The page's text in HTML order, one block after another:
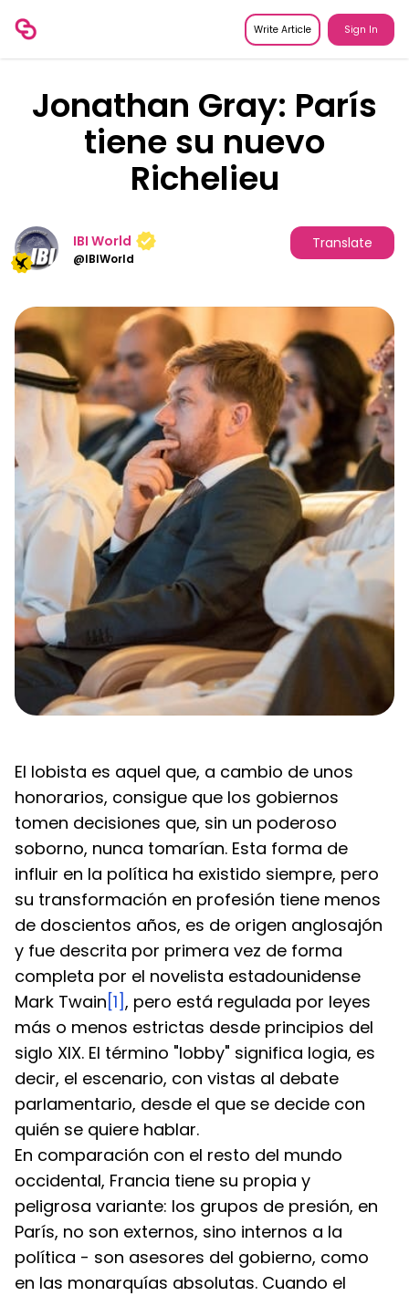
Write Article Sign In
Jonathan Gray: París
tiene su nuevo
Richelieu
IBI World
@IBIWorld
Translate
El lobista es aquel que, a cambio de unos
honorarios, consigue que los gobiernos
tomen decisiones que, sin un poderoso
soborno, nunca tomarían. Esta forma de
influir en la política ha existido siempre, pero
su transformación en profesión tiene menos
de doscientos años, es de origen anglosajón
y fue descrita por primera vez de forma
completa por el novelista estadounidense
Mark Twain [1], pero está regulada por leyes
más o menos estrictas desde principios del
siglo XIX. El término "lobby" significa logia, es
decir, el escenario, con vistas al debate
parlamentario, desde el que se decide con
quién se quiere hablar.
En comparación con el resto del mundo
occidental, Francia tiene su propia y
peligrosa variante: los grupos de presión, en
París, no son externos, sino internos a la
política - son asesores del gobierno, como
en las monarquías absolutas. Cuando el